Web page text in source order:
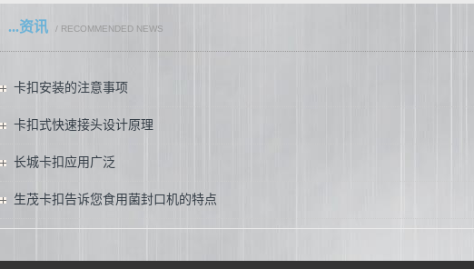
...资讯 / RECOMMENDED NEWS
卡扣安装的注意事项
卡扣式快速接头设计原理
长城卡扣应用广泛
生茂卡扣告诉您食用菌封口机的特点